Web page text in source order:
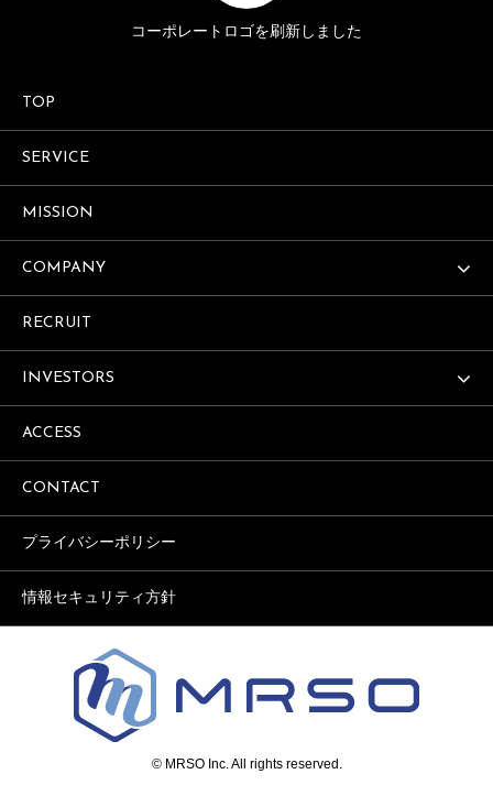
コーポレートロゴを刷新しました
TOP
SERVICE
MISSION
COMPANY
RECRUIT
INVESTORS
ACCESS
CONTACT
プライバシーポリシー
情報セキュリティ方針
© MRSO Inc. All rights reserved.